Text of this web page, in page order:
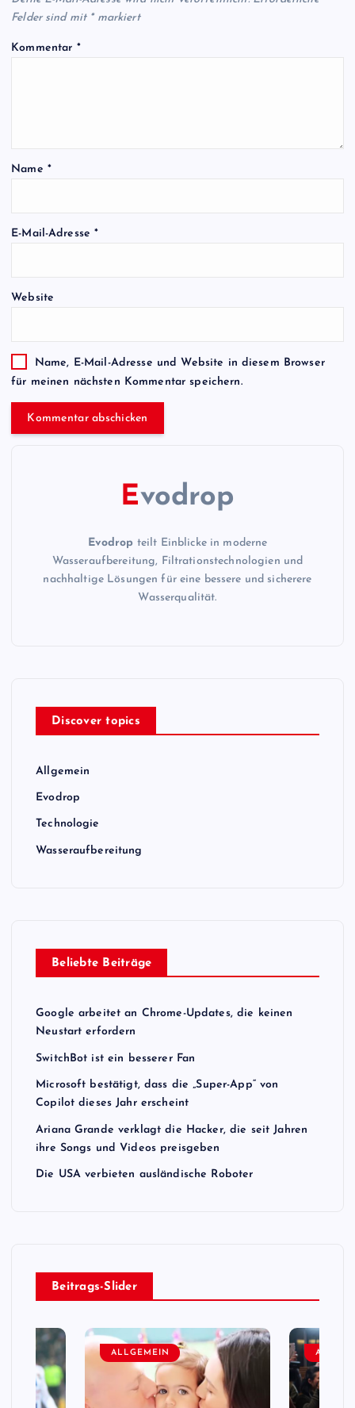
Felder sind mit *markiert
Kommentar *
Name *
E-Mail-Adresse*
Website
Name, E-Mail-Adresse und Website in diesem Browser
für meinen nächsten Kommentar speichern.
Evodrop
Evodrop teilt Einblicke in moderne
Wasseraufbereitung, Filtrationstechnologien und
nachhaltige Lösungen für eine bessere und sicherere
Wasserqualität.
Discover topics
Allgemein
Evodrop
Technologie
Wasseraufbereitung
Beliebte Beiträge
Google arbeitet an Chrome-Updates, die keinen
Neustart erfordern
SwitchBot ist ein besserer Fan
Microsoft bestätigt, dass die „Super-App“ von
Copilot dieses Jahr erscheint
Ariana Grande verklagt die Hacker, die seit Jahren
ihre Songs und Videos preisgeben
Die USA verbieten ausländische Roboter
Beitrags-Slider
ALLGEMEIN